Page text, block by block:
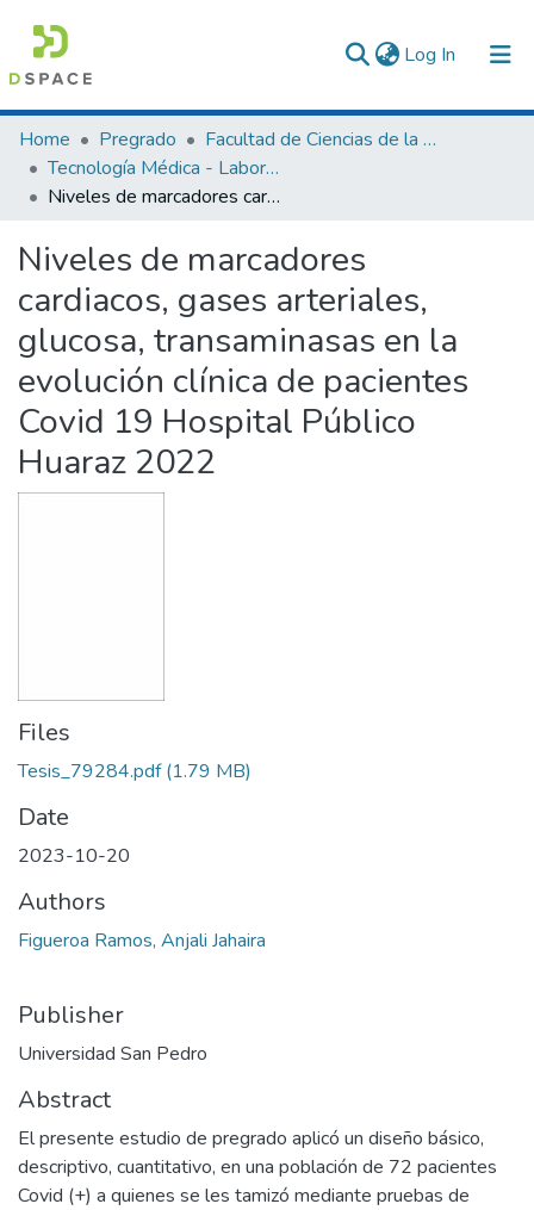
Log In (current)
Communities & Collections
All of DSpace
Home Pregrado
Facultad de Ciencias de la Salud
Tecnología Médica - Laboratorio Clínico y Anatomía Patológica
Niveles de marcadores cardiacos, gases arteriales, glucosa, transaminasas en la evolución clínica de pacientes Covid 19 Hospital Público Huaraz 2022
Niveles de marcadores
cardiacos, gases arteriales,
glucosa, transaminasas en la
evolución clínica de pacientes
Covid 19 Hospital Público
Huaraz 2022
Files
Tesis_79284.pdf(1.79 MB)
Date
2023-10-20
Authors
Figueroa Ramos, Anjali Jahaira
Publisher
Universidad San Pedro
Abstract
El presente estudio de pregrado aplicó un diseño básico,
descriptivo, cuantitativo, en una población de 72 pacientes
Covid (+) a quienes se les tamizó mediante pruebas de